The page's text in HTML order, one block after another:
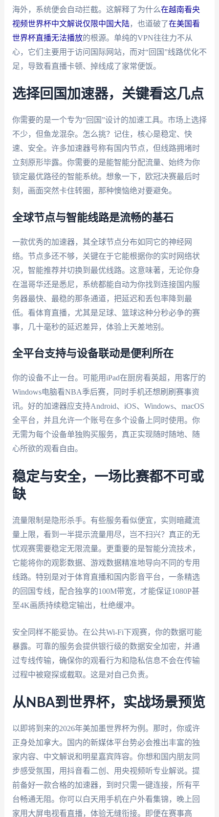
海外，系统便会自动拦截。这解释了为什么在越南看央
视频世界杯中文解说仅限中国大陆，也道破了在美国看
世界杯直播无法播放的根源。单纯的VPN往往力不从
心，它们主要用于访问国际网站，而对“回国”线路优化不
足，导致看直播卡顿、掉线成了家常便饭。
选择回国加速器，关键看这几点
你需要的是一个专为“回国”设计的加速工具。市场上选择
不少，但鱼龙混杂。怎么挑？记住，核心是稳定、快
速、安全。许多加速器号称有国内节点，但线路拥堵时
立刻原形毕露。你需要的是能智能分配流量、始终为你
锁定最优路径的智能系统。想象一下，欧冠决赛最后时
刻，画面突然卡住转圈，那种懊恼绝对要避免。
全球节点与智能线路是流畅的基石
一款优秀的加速器，其全球节点分布如同它的神经网
络。节点多还不够，关键在于它能根据你的实时网络状
况，智能推荐并切换到最优线路。这意味著，无论你身
在温哥华还是悉尼，系统都能自动为你找到连接国内服
务器最快、最稳的那条通道，把延迟和丢包率降到最
低。看体育直播，尤其是足球、篮球这种分秒必争的赛
事，几十毫秒的延迟差异，体验上天差地别。
全平台支持与设备联动是便利所在
你的设备不止一台。可能用iPad在厨房看英超，用客厅的
Windows电脑看NBA季后赛，同时手机还想刷刷赛事资
讯。好的加速器应支持Android、iOS、Windows、macOS
全平台，并且允许一个账号在多个设备上同时使用。你
无需为每个设备单独购买服务，真正实现随时随地、随
心所欲的观看自由。
稳定与安全，一场比赛都不可或
缺
流量限制是隐形杀手。有些服务看似便宜，实则暗藏流
量上限，看到一半提示流量用尽，岂不扫兴？真正的无
忧观赛需要稳定无限流量。更重要的是智能分流技术，
它能将你的观影数据、游戏数据精准地导向不同的专用
线路。特别是对于体育直播和国内影音平台，一条精选
的回国专线，配合独享的100M带宽，才能保证1080P甚
至4K画质持续稳定输出，杜绝缓冲。
安全同样不能妥协。在公共Wi-Fi下观赛，你的数据可能
暴露。可靠的服务会提供银行级的数据安全加密，并通
过专线传输，确保你的观看行为和隐私信息不会在传输
过程中被窥探或截取。这是对自己负责。
从NBA到世界杯，实战场景预览
以即将到来的2026年美加墨世界杯为例。那时，你或许
正身处加拿大。国内的新媒体平台势必会推出丰富的独
家内容、中文解说和明星嘉宾阵容。你想和国内朋友同
步感受氛围，用抖音看二创、用央视频听专业解说。提
前备好一款合格的加速器，到时只需一键连接，所有平
台畅通无阻。你可以白天用手机在户外看集锦，晚上回
家用大屏电视看直播，体验无缝衔接。即便在赛事高